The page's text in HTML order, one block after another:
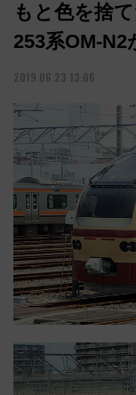
もと色を捨
253系OM-N2
2019.06.23 13:06